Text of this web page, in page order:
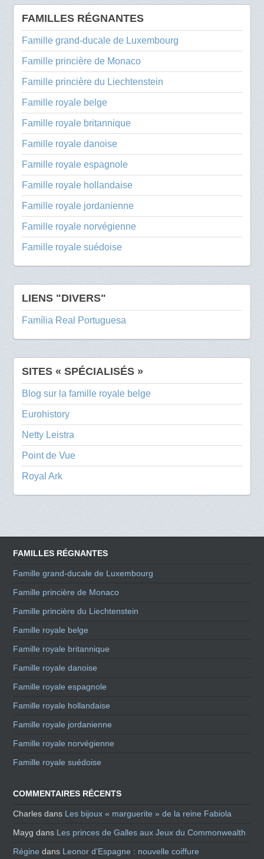
FAMILLES RÉGNANTES
Famille grand-ducale de Luxembourg
Famille princière de Monaco
Famille princière du Liechtenstein
Famille royale belge
Famille royale britannique
Famille royale danoise
Famille royale espagnole
Famille royale hollandaise
Famille royale jordanienne
Famille royale norvégienne
Famille royale suédoise
LIENS "DIVERS"
Família Real Portuguesa
SITES « SPÉCIALISÉS »
Blog sur la famille royale belge
Eurohistory
Netty Leistra
Point de Vue
Royal Ark
FAMILLES RÉGNANTES
Famille grand-ducale de Luxembourg
Famille princière de Monaco
Famille princière du Liechtenstein
Famille royale belge
Famille royale britannique
Famille royale danoise
Famille royale espagnole
Famille royale hollandaise
Famille royale jordanienne
Famille royale norvégienne
Famille royale suédoise
COMMENTAIRES RÉCENTS
Charles dans Les bijoux « marguerite » de la reine Fabiola
Mayg dans Les princes de Galles aux Jeux du Commonwealth
Régine dans Leonor d’Espagne : nouvelle coiffure